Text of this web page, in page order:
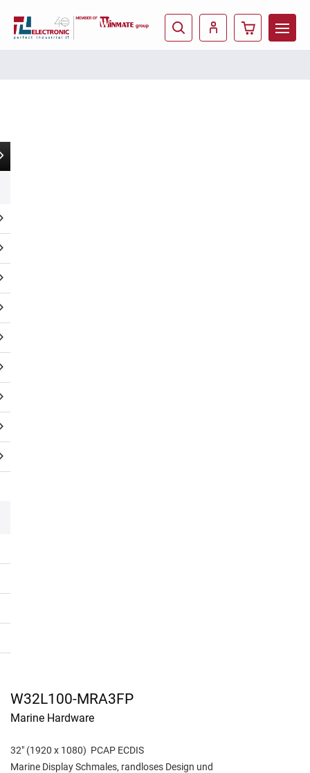
W32L100-MRA3FP
Marine Hardware
32" (1920 x 1080) PCAP ECDIS
Marine Display Schmales, randloses Design und